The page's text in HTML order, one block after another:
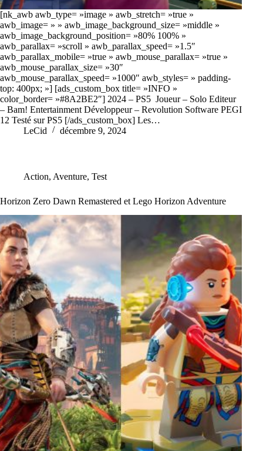
[nk_awb awb_type= »image » awb_stretch= »true »
awb_image= » » awb_image_background_size= »middle »
awb_image_background_position= »80% 100% »
awb_parallax= »scroll » awb_parallax_speed= »1.5″
awb_parallax_mobile= »true » awb_mouse_parallax= »true »
awb_mouse_parallax_size= »30″
awb_mouse_parallax_speed= »1000″ awb_styles= » padding-
top: 400px; »] [ads_custom_box title= »INFO »
color_border= »#8A2BE2″] 2024 – PS5 Joueur – Solo Editeur
– Bam! Entertainment Développeur – Revolution Software PEGI
12 Testé sur PS5 [/ads_custom_box] Les…
LeCid
décembre 9, 2024
Action, Aventure, Test
Horizon Zero Dawn Remastered et Lego Horizon Adventure